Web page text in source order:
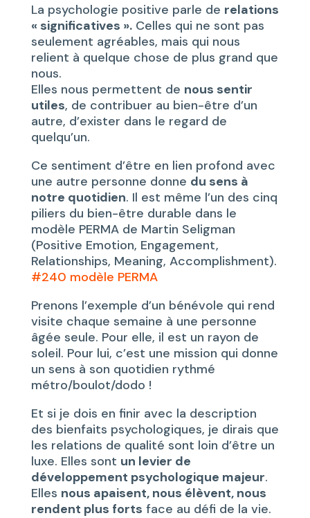
La psychologie positive parle de relations
« significatives ».Celles qui ne sont pas
seulement agréables, mais qui nous
relient à quelque chose de plus grand que
nous.
Elles nous permettent de nous sentir
utiles, de contribuer au bien-être d’un
autre, d’exister dans le regard de
quelqu’un.
Ce sentiment d’être en lien profond avec
une autre personne donne du sens à
notre quotidien. Il est même l’un des cinq
piliers du bien-être durable dans le
modèle PERMA de Martin Seligman
(Positive Emotion, Engagement,
Relationships, Meaning, Accomplishment).
#240 modèle PERMA
Prenons l’exemple d’un bénévole qui rend
visite chaque semaine à une personne
âgée seule. Pour elle, il est un rayon de
soleil. Pour lui, c’est une mission qui donne
un sens à son quotidien rythmé
métro/boulot/dodo !
Et si je dois en finir avec la description
des bienfaits psychologiques, je dirais que
les relations de qualité sont loin d’être un
luxe. Elles sont un levier de
développement psychologique majeur.
Elles nous apaisent, nous élèvent, nous
rendent plus forts face au défi de la vie.